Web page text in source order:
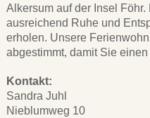
Alkersum auf der Insel
ausreichend Ruhe und
erholen. Unsere
abgestimmt, damit Sie
Kontakt:
Sandra Juhl
Nieblumweg 10